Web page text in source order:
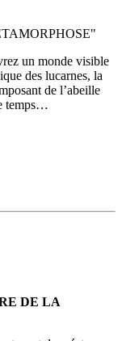
un monde visible
des lucarnes, la
de l’abeille
temps…
DE LA